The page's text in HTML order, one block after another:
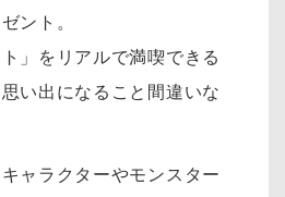
ント。
」をリアルで満喫できる
い出になること間違いな
ャラクターやモンスター